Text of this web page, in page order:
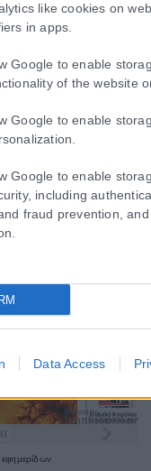
like cookies on
in apps.
Google to enable
of the website
Google to enable
Google to enable
including
fraud prevention,
Data Access
262048
ΣΗΜΕΡΑ
εφημερίδων